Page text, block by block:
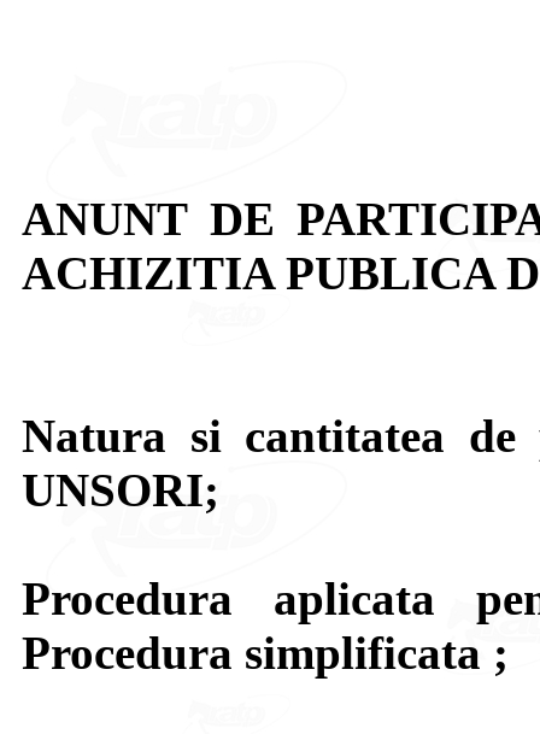
ANUNT DE
ACHIZITIA PUBLICA
Natura si cantitatea de
UNSORI;
Procedura aplicata
Procedura simplificata ;